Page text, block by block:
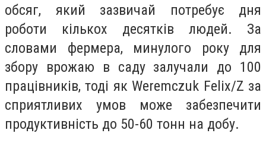
обсяг, який зазвичай потребує дня
роботи кількох десятків людей. За
словами фермера, минулого року для
збору врожаю в саду залучали до 100
працівників, тоді як Weremczuk Felix/Z за
сприятливих умов може забезпечити
продуктивність до 50-60 тонн на добу.